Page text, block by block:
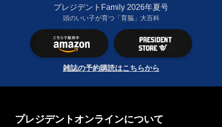
プレジデントFamily 2026年夏号
頭のいい子が育つ「育脳」大百科
雑誌の予約購読はこちらから
プレジデントオンラインについて